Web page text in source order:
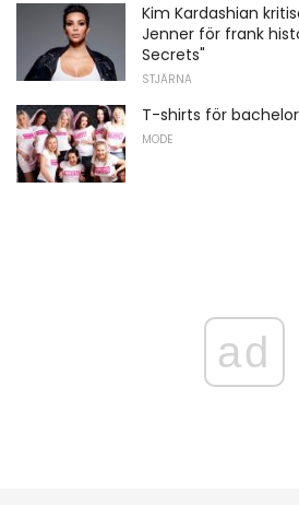
Kim Kardashian
Jenner för frank
Secrets"
STJÄRNA
T-shirts för
MODE
ad